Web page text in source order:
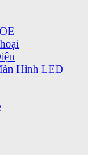
Hình LED